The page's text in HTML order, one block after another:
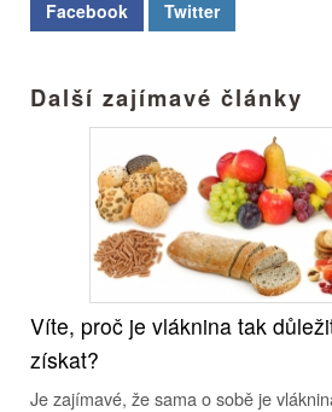
Facebook Twitter
Další zajímavé články
Víte, proč je vláknina tak
získat?
Je zajímavé, že sama o sobě je